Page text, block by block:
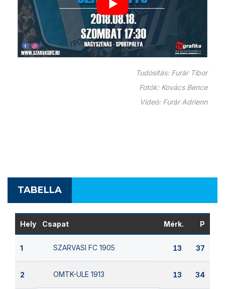
Tudósítás: Furár Tibor
Fotók: Kovács Bence
Videó: Furár Adrienn
TABELLA
Hely Csapat Mérk. P
1 SZARVASI FC 1905 13 37
2 OMTK-ULE 1913 13 34